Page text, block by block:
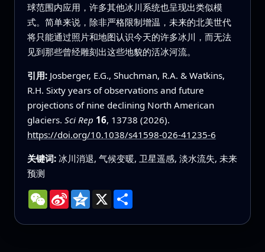
球范围内应用，许多其他冰川系统也呈现出类似模
式。简单来说，除非严格限制增温，未来的北美世代
将只能通过照片和地图认识今天的许多冰川，而无法
见到那些曾经雕刻出这些地貌的活冰河流。
引用: Josberger, E.G., Shuchman, R.A. & Watkins,
R.H. Sixty years of observations and future
projections of nine declining North American
glaciers. Sci Rep 16, 13738 (2026).
https://doi.org/10.1038/s41598-026-41235-6
关键词: 冰川消退, 气候变暖, 卫星遥感, 淡水流失, 未来
预测
WeChat
Sina
Weibo
Qzone
X 分
享